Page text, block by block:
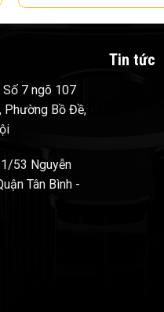
Số 7 ngõ 107
Phường Bồ Đề,
53 Nguyễn
Tân Bình -
Tin tức